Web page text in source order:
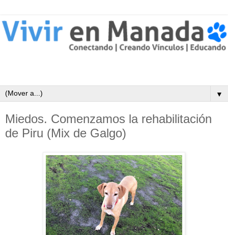
▼
Miedos. Comenzamos la rehabilitación
de Piru (Mix de Galgo)